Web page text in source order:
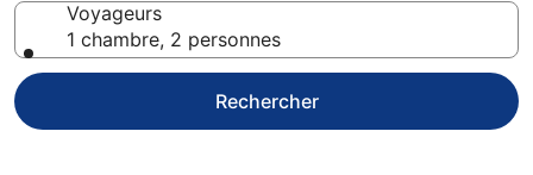
Voyageurs
1 chambre, 2 personnes
Rechercher